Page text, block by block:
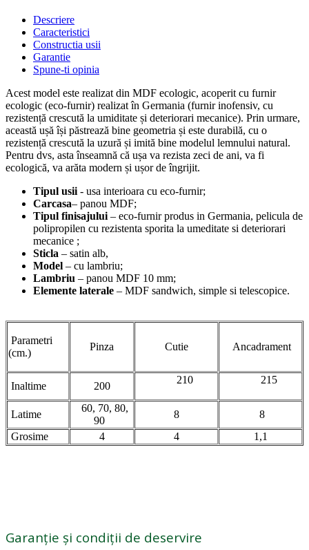
Descriere
Caracteristici
Constructia usii
Garantie
Spune-ti opinia
Acest model este realizat din MDF ecologic, acoperit cu furnir
ecologic (eco-furnir) realizat în Germania (furnir inofensiv, cu
rezistență crescută la umiditate și deteriorari mecanice). Prin urmare,
această ușă își păstrează bine geometria și este durabilă, cu o
rezistență crescută la uzură și imită bine modelul lemnului natural.
Pentru dvs, asta înseamnă că ușa va rezista zeci de ani, va fi
ecologică, va arăta modern și ușor de îngrijit.
Tipul usii- usa interioara cu eco-furnir;
Carcasa– panou MDF;
Tipul finisajului– eco-furnir produs in Germania, pelicula de
polipropilen cu rezistenta sporita la umeditate si deteriorari
mecanice ;
Sticla – satin alb,
Model – cu lambriu;
Lambriu – panou MDF 10 mm;
Elemente laterale – MDF sandwich, simple si telescopice.
Parametri
(cm.)
Pinza Cutie Ancadrament
Inaltime 200
210 215
Latime
60, 70, 80,
90
8
8
Grosime
4 4 1,1
Garanție și condiții de deservire